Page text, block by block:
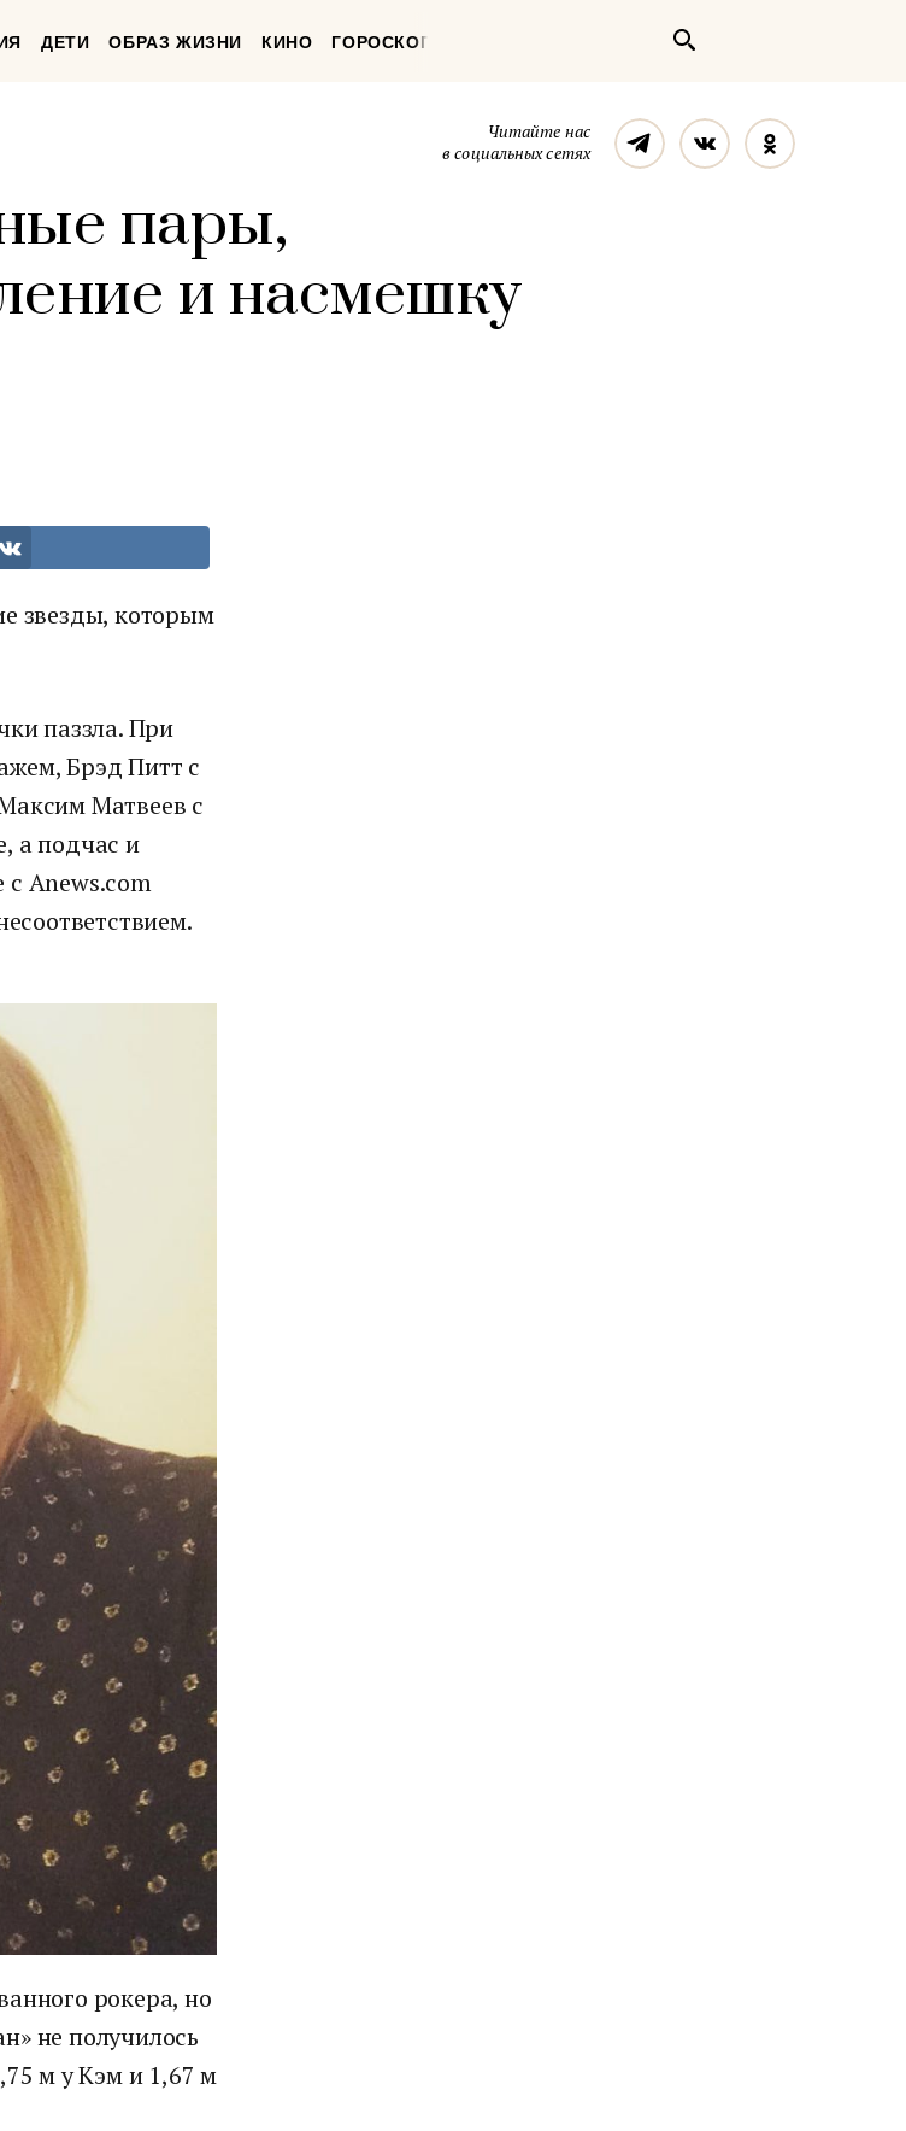
ДЕТИ ОБРАЗ ЖИЗНИ КИНО ГОРОСКОП
Читайте нас
в социальных сетях
ТелеграмВконтакте
пары,
и насмешку
звезды, которым
паззла. При
Брэд Питт с
Матвеев с
а подчас и
Anews.com
рокера, но
не получилось
м у Кэм и 1,67 м